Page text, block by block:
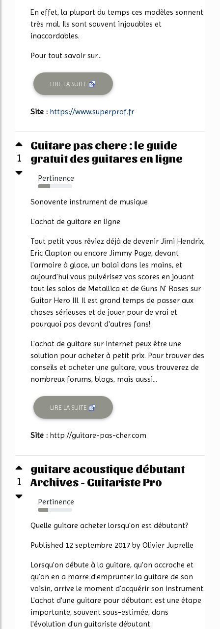
En effet, la plupart du temps ces modèles sonnent
très mal. Ils sont souvent injouables et
inaccordables.
Pour tout savoir sur...
LIRE LA SUITE
Site : https://www.superprof.fr
1
Guitare pas chere : le guide
gratuit des guitares en ligne
Pertinence
36%
Sonovente instrument de musique
L'achat de guitare en ligne
Tout petit vous rêviez déjà de devenir Jimi Hendrix,
Eric Clapton ou encore Jimmy Page, devant
l'armoire à glace, un balai dans les mains, et
aujourd'hui vous pulvérisez vos scores en jouant
tout les solos de Metallica et de Guns N' Roses sur
Guitar Hero III. Il est grand temps de passer aux
choses sérieuses et de jouer pour de vrai et
pourquoi pas devant d'autres fans!
L'achat de guitare sur Internet peux être une
solution pour acheter à petit prix. Pour trouver des
conseils et acheter une guitare, vous trouverez de
nombreux forums, blogs, mais aussi...
LIRE LA SUITE
Site : http://guitare-pas-cher.com
1
guitare acoustique débutant
Archives - Guitariste Pro
Pertinence
30%
Quelle guitare acheter lorsqu'on est débutant?
Published 12 septembre 2017 by Olivier Juprelle
Lorsqu'on débute à la guitare, qu'on accroche et
qu'on en a marre d'emprunter la guitare de son
voisin, arrive le moment d'acquérir son instrument.
L'achat d'une guitare pour débutant est une étape
importante, souvent sous-estimée, dans
l'évolution d'un guitariste débutant.